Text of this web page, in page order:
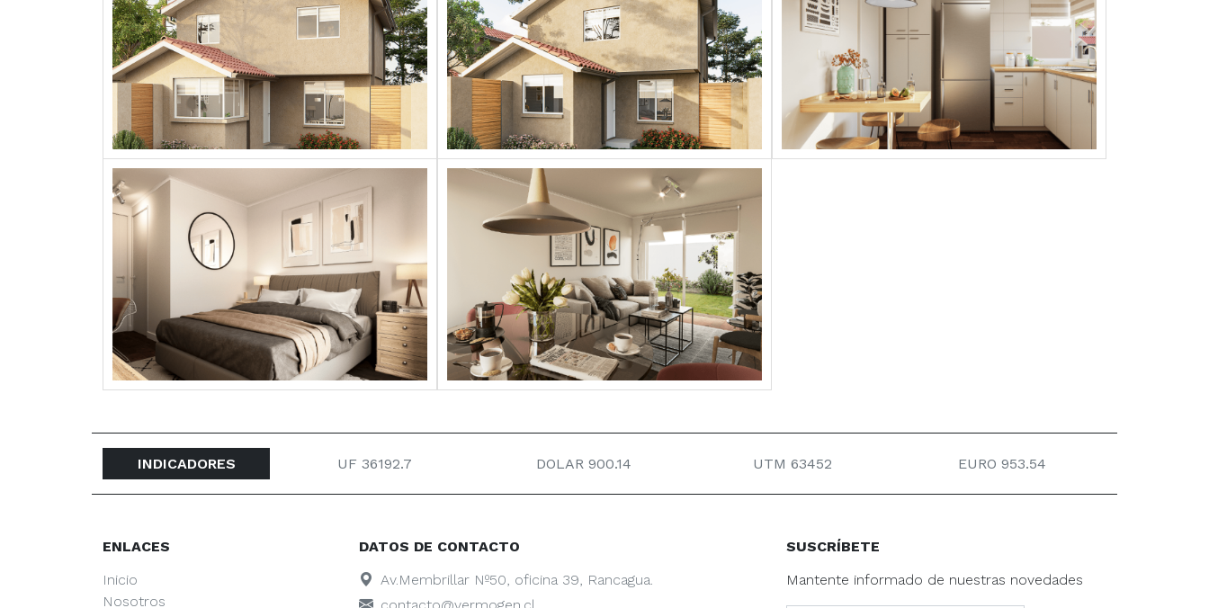
INDICADORES UF 36192.7 DOLAR 900.14 UTM 63452 EURO 953.54
ENLACES
Inicio
Nosotros
DATOS DE CONTACTO
Av.Membrillar Nº50, oficina 39, Rancagua.
SUSCRÍBETE
Mantente informado de nuestras novedades